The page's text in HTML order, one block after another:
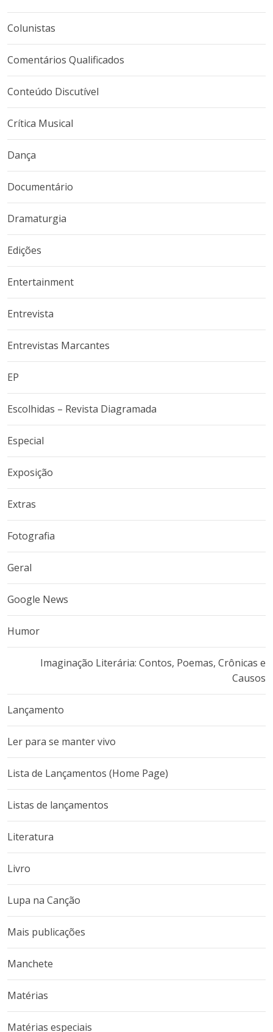
Colunistas
Comentários Qualificados
Conteúdo Discutível
Crítica Musical
Dança
Documentário
Dramaturgia
Edições
Entertainment
Entrevista
Entrevistas Marcantes
EP
Escolhidas – Revista Diagramada
Especial
Exposição
Extras
Fotografia
Geral
Google News
Humor
Imaginação Literária: Contos, Poemas, Crônicas e
Causos
Lançamento
Ler para se manter vivo
Lista de Lançamentos (Home Page)
Listas de lançamentos
Literatura
Livro
Lupa na Canção
Mais publicações
Manchete
Matérias
Matérias especiais